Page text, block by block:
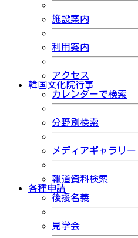
施設案内
利用案内
アクセス
韓国文化院行事
カレンダーで検索
分野別検索
メディアギャラリー
報道資料検索
各種申請
後援名義
見学会